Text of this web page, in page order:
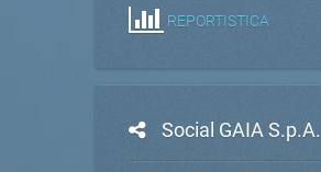
REPORTISTICA
Social GAIA S.p.A.